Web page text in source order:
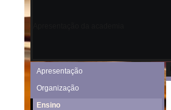
Apresentação
Organização
Ensino